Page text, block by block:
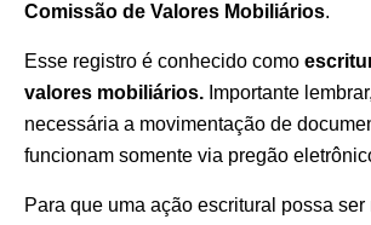
Comissão de Valores Mobiliários.
Esse registro é conhecido como
valores mobiliários. Importante
necessária a movimentação de
funcionam somente via pregão
Para que uma ação escritural possa